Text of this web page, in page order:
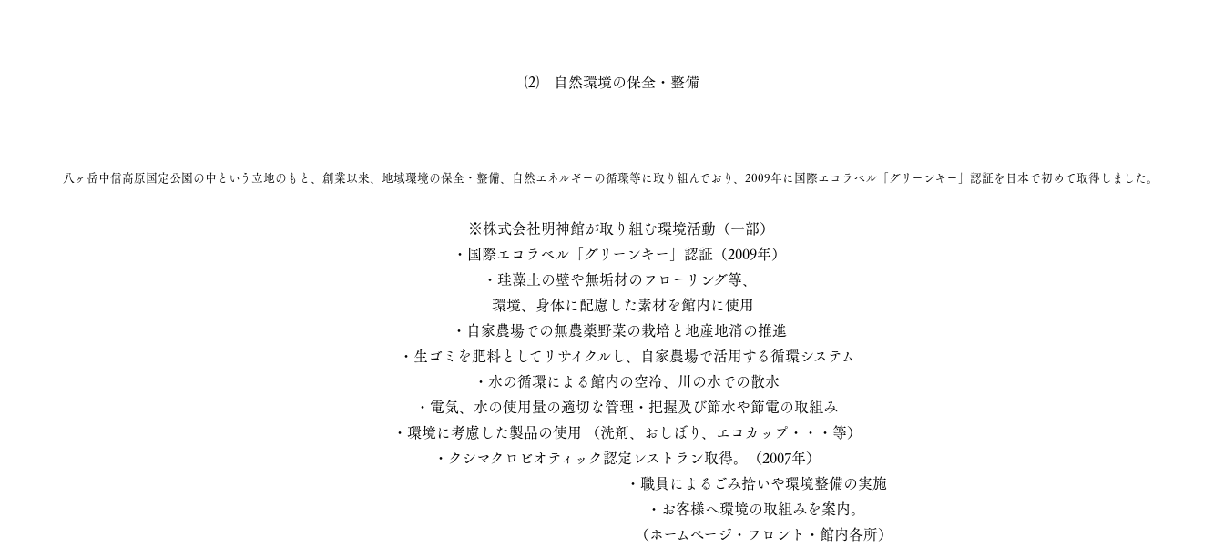
⑵ 自然環境の保全・整備
八ヶ岳中信高原国定公園の中という立地のもと、創業以来、地域環境の保全・整備、自然エネルギーの循環等に取り組んでおり、2009年に国際エコラベル「グリーンキー」認証を日本で初めて取得しました。
※株式会社明神館が取り組む環境活動（一部）
・国際エコラベル「グリーンキー」認証（2009年）
・珪藻土の壁や無垢材のフローリング等、
環境、身体に配慮した素材を館内に使用
・自家農場での無農薬野菜の栽培と地産地消の推進
・生ゴミを肥料としてリサイクルし、自家農場で活用する循環システム
・水の循環による館内の空冷、川の水での散水
・電気、水の使用量の適切な管理・把握及び節水や節電の取組み
・環境に考慮した製品の使用 （洗剤、おしぼり、エコカップ・・・等）
・クシマクロビオティック認定レストラン取得。（2007年）
・職員によるごみ拾いや環境整備の実施
・お客様へ環境の取組みを案内。
（ホームページ・フロント・館内各所）